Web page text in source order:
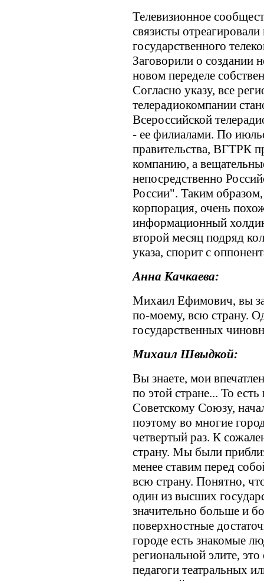
Телевизионное
связисты
государственного
Заговорили о создании
новом переделе
Согласно указу, все
телерадиокомпании
Всероссийской
- ее филиалами. По
правительства, ВГТРК
компанию, а
непосредственно
России". Таким
корпорация, очень
информационный
второй месяц подряд
указа, спорит с
Анна Качкаева:
Михаил Ефимович, вы
по-моему, всю страну.
государственных
Михаил Швыдкой:
Вы знаете, мои
по этой стране... То
Советскому Союзу,
поэтому во многие
четвертый раз. К
страну. Мы были
менее ставим перед
всю страну. Понятно,
один из высших
значительно больше и
поверхностные
городе есть знакомые
региональной элите,
педагоги театральных